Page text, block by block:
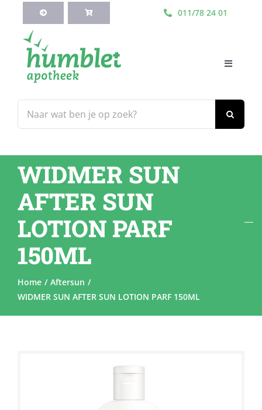
inhoud
011/78 24 01
naar:
Toggle
Webshop
Blog
Diensten
Contacteer Ons
WIDMER SUN
AFTER SUN
LOTION PARF
150ML
Home
Aftersun
WIDMER SUN AFTER SUN LOTION PARF 150ML